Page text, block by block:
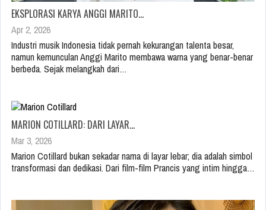
EKSPLORASI KARYA ANGGI MARITO…
Apr 2, 2026
Industri musik Indonesia tidak pernah kekurangan talenta besar,
namun kemunculan Anggi Marito membawa warna yang benar-benar
berbeda. Sejak melangkah dari…
MARION COTILLARD: DARI LAYAR…
Mar 3, 2026
Marion Cotillard bukan sekadar nama di layar lebar; dia adalah simbol
transformasi dan dedikasi. Dari film-film Prancis yang intim hingga…